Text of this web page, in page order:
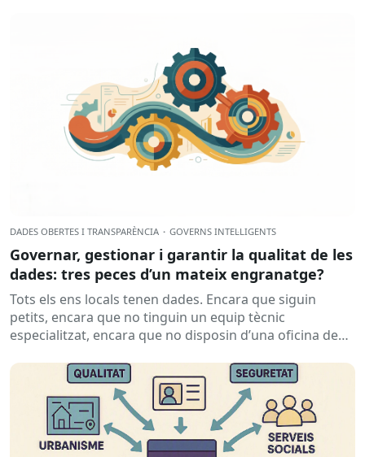
DADES OBERTES I TRANSPARÈNCIA · GOVERNS INTEL·LIGENTS
Governar, gestionar i garantir la qualitat de les
dades: tres peces d’un mateix engranatge?
Tots els ens locals tenen dades. Encara que siguin
petits, encara que no tinguin un equip tècnic
especialitzat, encara que no disposin d’una oficina de